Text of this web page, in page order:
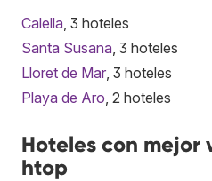
Calella , 3 hoteles
Santa Susana , 3 hoteles
Lloret de Mar , 3 hoteles
Playa de Aro , 2 hoteles
Hoteles con mejor
htop